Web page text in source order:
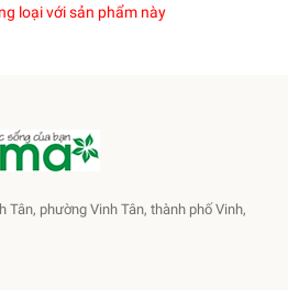
loại với sản phẩm này
Tân, phường Vinh Tân, thành phố Vinh,